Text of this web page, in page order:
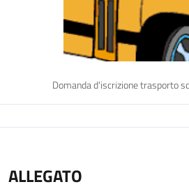
Domanda d'iscrizione trasporto
ALLEGATO